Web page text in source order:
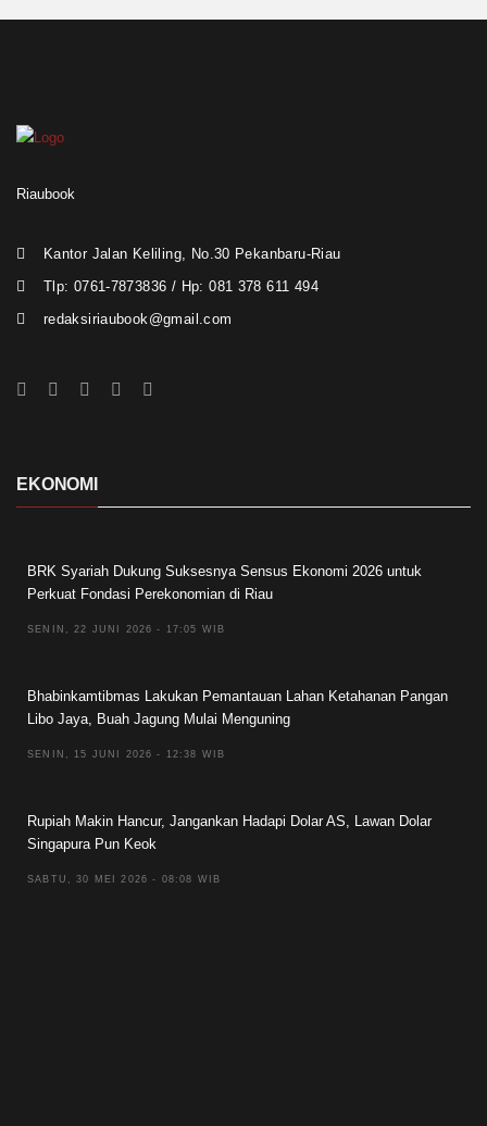
Riaubook
Kantor Jalan Keliling, No.30 Pekanbaru-Riau
Tlp: 0761-7873836 / Hp: 081 378 611 494
redaksiriaubook@gmail.com
EKONOMI
BRK Syariah Dukung Suksesnya Sensus Ekonomi 2026 untuk
Perkuat Fondasi Perekonomian di Riau
SENIN, 22 JUNI 2026 - 17:05 WIB
Bhabinkamtibmas Lakukan Pemantauan Lahan Ketahanan Pangan
Libo Jaya, Buah Jagung Mulai Menguning
SENIN, 15 JUNI 2026 - 12:38 WIB
Rupiah Makin Hancur, Jangankan Hadapi Dolar AS, Lawan Dolar
Singapura Pun Keok
SABTU, 30 MEI 2026 - 08:08 WIB